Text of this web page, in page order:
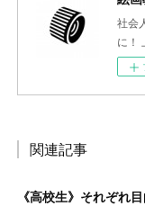
社会
に！
関連記事
《高校生》それぞれ